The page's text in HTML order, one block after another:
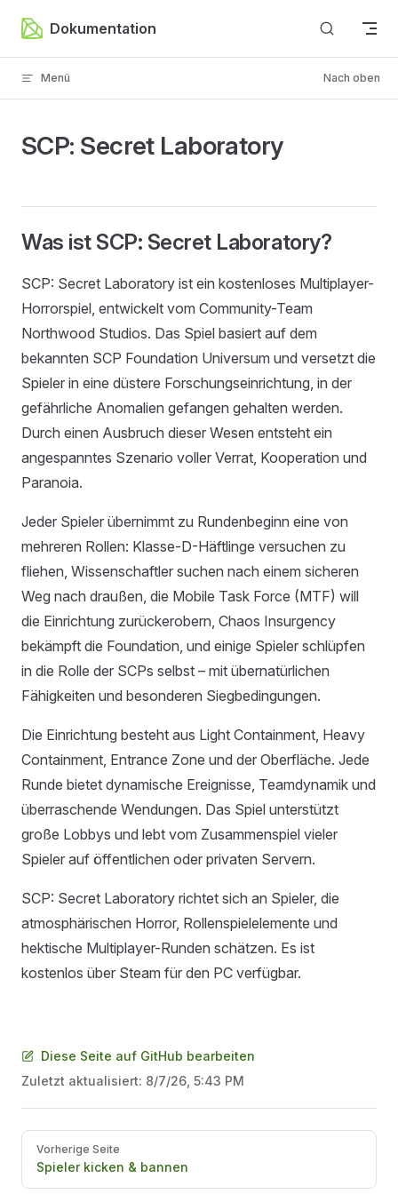
Zum Inhalt springen
Dokumentation
Menü Nach oben
SCP: Secret Laboratory
Was ist SCP: Secret Laboratory?
SCP: Secret Laboratory ist ein kostenloses Multiplayer-
Horrorspiel, entwickelt vom Community-Team
Northwood Studios. Das Spiel basiert auf dem
bekannten SCP Foundation Universum und versetzt die
Spieler in eine düstere Forschungseinrichtung, in der
gefährliche Anomalien gefangen gehalten werden.
Durch einen Ausbruch dieser Wesen entsteht ein
angespanntes Szenario voller Verrat, Kooperation und
Paranoia.
Jeder Spieler übernimmt zu Rundenbeginn eine von
mehreren Rollen: Klasse-D-Häftlinge versuchen zu
fliehen, Wissenschaftler suchen nach einem sicheren
Weg nach draußen, die Mobile Task Force (MTF) will
die Einrichtung zurückerobern, Chaos Insurgency
bekämpft die Foundation, und einige Spieler schlüpfen
in die Rolle der SCPs selbst – mit übernatürlichen
Fähigkeiten und besonderen Siegbedingungen.
Die Einrichtung besteht aus Light Containment, Heavy
Containment, Entrance Zone und der Oberfläche. Jede
Runde bietet dynamische Ereignisse, Teamdynamik und
überraschende Wendungen. Das Spiel unterstützt
große Lobbys und lebt vom Zusammenspiel vieler
Spieler auf öffentlichen oder privaten Servern.
SCP: Secret Laboratory richtet sich an Spieler, die
atmosphärischen Horror, Rollenspielelemente und
hektische Multiplayer-Runden schätzen. Es ist
kostenlos über Steam für den PC verfügbar.
Diese Seite auf GitHub bearbeiten
Zuletzt aktualisiert: 8/7/26, 5:43 PM
Pager
Vorherige Seite
Spieler kicken & bannen